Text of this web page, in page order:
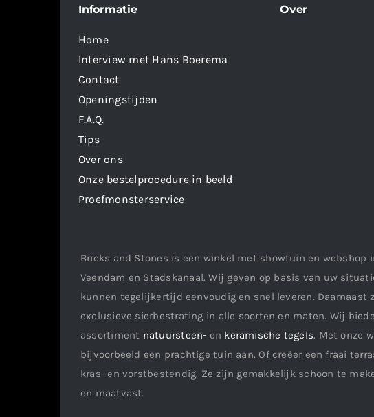
Informatie
Home
Interview met Hans Boerema
Contact
Openingstijden
F.A.Q.
Tips
Over ons
Onze bestelprocedure in beeld
Proefmonsterservice
Over
Bricks and Stones is een winkel met showtuin en
Veendam en Stadskanaal. Wij geven op basis van uw
kunnen tegelijkertijd eenvoudig en snel leveren.
exclusieve sierbestrating in alle soorten en maten. Wij
assortiment natuursteen- en keramische tegels. Met onze
bijvoorbeeld een prachtige tuin aan. Of creëer een fraai
kras- en vorstbestendig. Ze zijn gemakkelijk schoon te
en maatvast.